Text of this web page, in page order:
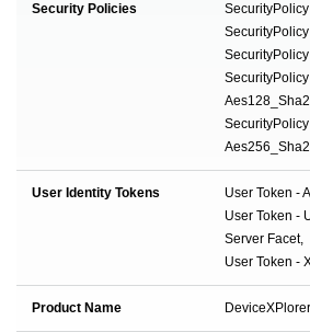
Security Policies
User Identity Tokens
User Token -
User Token -
Server Facet,
User Token -
Product Name